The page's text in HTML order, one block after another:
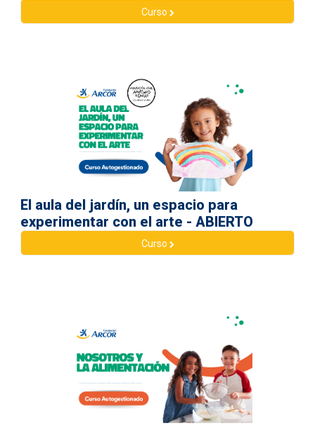
Curso
El aula del jardín, un espacio para
experimentar con el arte - ABIERTO
Curso